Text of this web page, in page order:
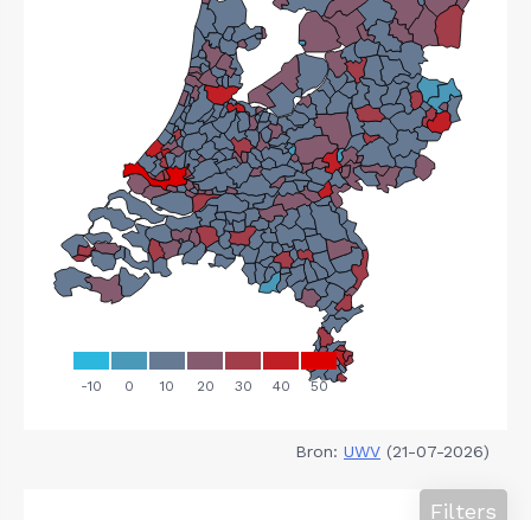
Bron: UWV (21-07-2026)
Filters